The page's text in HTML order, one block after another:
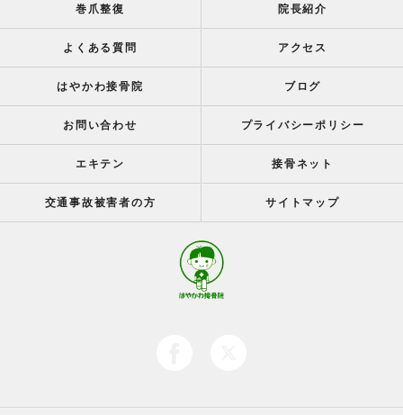
巻爪整復 院長紹介
よくある質問 アクセス
はやかわ接骨院 ブログ
お問い合わせ プライバシーポリシー
エキテン 接骨ネット
交通事故被害者の方 サイトマップ